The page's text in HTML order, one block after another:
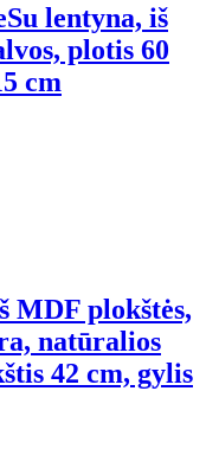
Su lentyna, iš
plotis 60
cm
MDF plokštės,
natūralios
42 cm, gylis